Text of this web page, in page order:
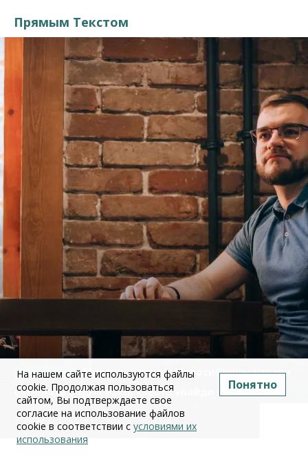
Прямым Текстом
Михаил Швецов: Новосибирцы начали
отменять отдых из-за квеста «найди бензин»
09 июля 2026
На нашем сайте используются файлы
cookie. Продолжая пользоваться
сайтом, Вы подтверждаете свое
согласие на использование файлов
cookie в соответствии с условиями их
использования
Понятно